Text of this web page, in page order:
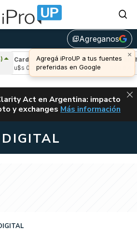
library_addAgreganos
×
Agregá iProUP a tus fuentes
preferidas en Google
Cardano
(-1,28%)
u$s 0,20
Avalanche
u$s 6,47
ALERTA
Act en Argentina: impacto
y exchanges CLARITY ACT EN
Más información